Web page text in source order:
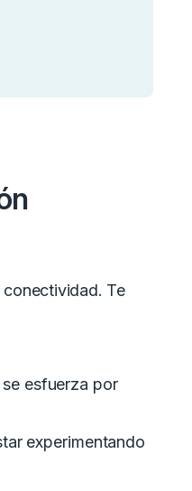
Te
esfuerza por
experimentando